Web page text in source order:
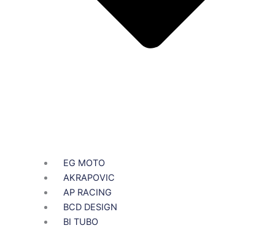
EG MOTO
AKRAPOVIC
AP RACING
BCD DESIGN
BI TUBO